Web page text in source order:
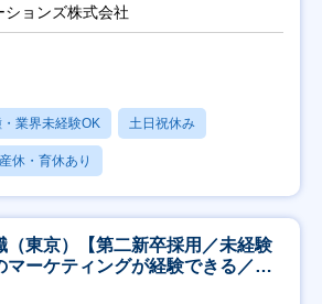
ョンズ株式会社
業界未経験OK 土日祝休み
産休・育休あり
（東京）【第二新卒採用／未経験
マーケティングが経験できる／研